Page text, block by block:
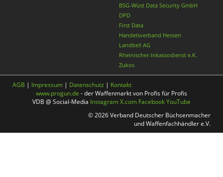
BSG-Wüst Data Security GmbH
DPD
First Data
Handelsverband Hessen
Landbell AG
Rheinischer-Inkassodienst e.K.
Zukos
AGB | Impressum | Datenschutz | Kontakt
www.progun.de - der Waffenmarkt von Profis für Profis
VDB @ Social-Media InstagramX.com FacebookYouTube
© 2026 Verband Deutscher Büchsenmacher
und Waffenfachhändler e.V.